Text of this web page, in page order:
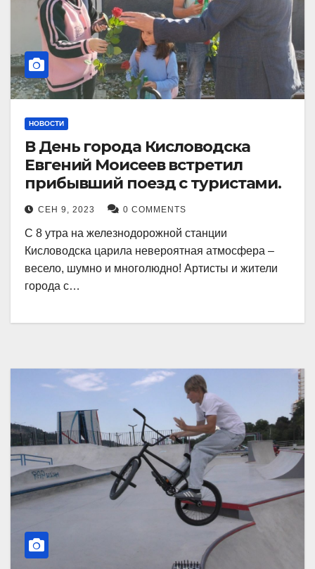
НОВОСТИ
В День города Кисловодска
Евгений Моисеев встретил
прибывший поезд с туристами.
СЕН 9, 2023 0 COMMENTS
С 8 утра на железнодорожной станции
Кисловодска царила невероятная атмосфера –
весело, шумно и многолюдно! Артисты и жители
города с…